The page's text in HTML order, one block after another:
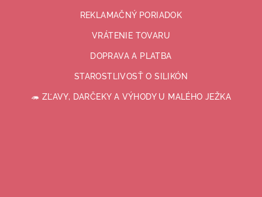
REKLAMAČNÝ PORIADOK
VRÁTENIE TOVARU
DOPRAVA A PLATBA
STAROSTLIVOSŤ O SILIKÓN
🦔 ZĽAVY, DARČEKY A VÝHODY U MALÉHO JEŽKA